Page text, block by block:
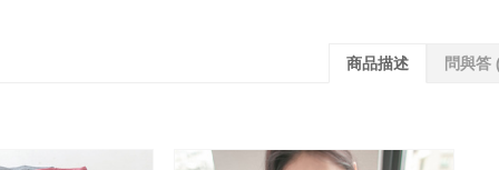
商品描述 問與答